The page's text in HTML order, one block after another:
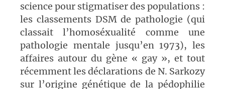
science pour stigmatiser des populations :
les classements DSM de pathologie (qui
classait l’homoséxualité comme une
pathologie mentale jusqu’en 1973), les
affaires autour du gène « gay », et tout
récemment les déclarations de N. Sarkozy
sur l’origine génétique de la pédophilie